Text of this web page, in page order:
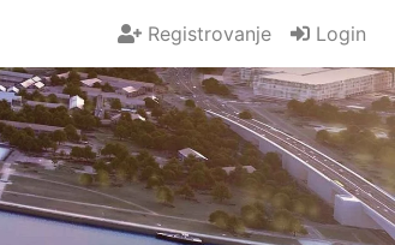
Registrovanje Login